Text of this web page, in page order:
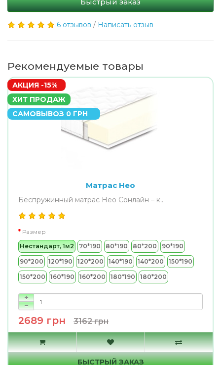
6 отзывов / Написать отзыв
Рекомендуемые товары
АКЦИЯ -15%
ХИТ ПРОДАЖ
САМОВЫВОЗ 0 ГРН
Матрас Нео
Беспружинный матрас Нео Сонлайн – к..
Размер
Нестандарт, 1м2
70*190 80*190 80*200 90*190
90*200 120*190 120*200 140*190 140*200 150*190
150*200 160*190 160*200 180*190 180*200
2689 грн 3162 грн
БЫСТРЫЙ ЗАКАЗ